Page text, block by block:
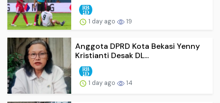
1 day ago 19
Anggota DPRD Kota Bekasi Yenny
Kristianti Desak DL...
1 day ago 14